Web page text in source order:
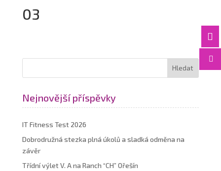


03
Nejnovější příspěvky
IT Fitness Test 2026
Dobrodružná stezka plná úkolů a sladká odměna na
závěr
Třídní výlet V. A na Ranch “CH” Ořešín